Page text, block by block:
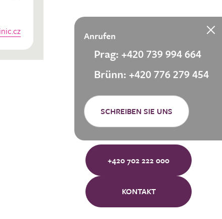
Anrufen
Prag: +420 739 994 664
Brünn: +420 776 279 454
SCHREIBEN SIE UNS
+420 702 222 000
KONTAKT